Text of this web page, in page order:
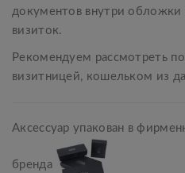
документов внутри обложки
визиток.
Рекомендуем рассмотреть
визитницей, кошельком из
Аксессуар упакован в
бренда